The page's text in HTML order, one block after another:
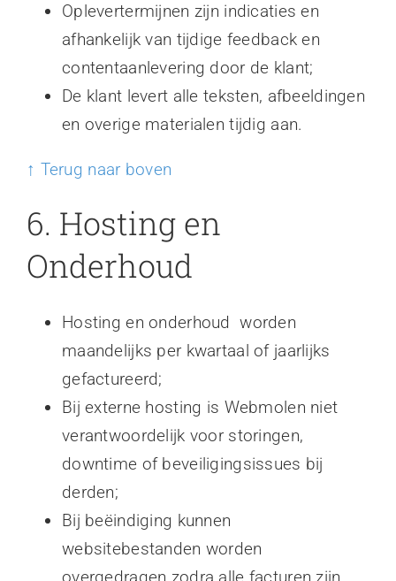
Oplevertermijnen zijn indicaties en
afhankelijk van tijdige feedback en
contentaanlevering door de klant;
De klant levert alle teksten, afbeeldingen
en overige materialen tijdig aan.
↑ Terug naar boven
6. Hosting en
Onderhoud
Hosting en onderhoud worden
maandelijks per kwartaal of jaarlijks
gefactureerd;
Bij externe hosting is Webmolen niet
verantwoordelijk voor storingen,
downtime of beveiligingsissues bij
derden;
Bij beëindiging kunnen
websitebestanden worden